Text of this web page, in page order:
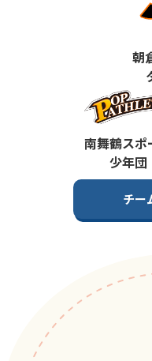
ポ
ポ
第6回 ポッ
第5回 ポッ
第4回 ポッ
第3回
ポ
ポ
朝
南舞鶴スポ
少年団
チー